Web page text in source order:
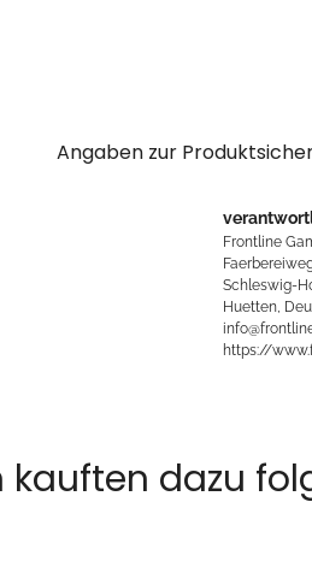
Angaben zur
Frontline
Schleswig-
Huetten,
https://
kauften dazu